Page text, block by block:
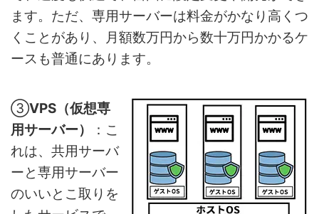
ます。ただ、専用サーバーは料金がかなり高くつ
くことがあり、月額数万円から数十万円かかるケ
ースも普通にあります。
③VPS（仮想専
用サーバー）
：こ
れは、共用サーバ
ーと専用サーバー
のいいとこ取りを